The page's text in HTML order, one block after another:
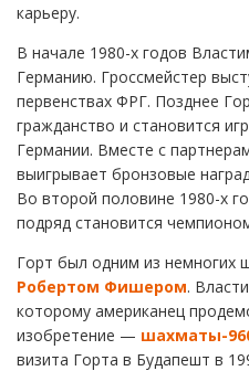
карьеру.
В начале 1980-х годов
Германию. Гроссмейстер
первенствах ФРГ. Позднее
гражданство и становится
Германии. Вместе с
выигрывает бронзовые
Во второй половине 1980-х
подряд становится
Горт был одним из немногих
Робертом Фишером.
которому американец
изобретение — шахматы-
визита Горта в Будапешт в